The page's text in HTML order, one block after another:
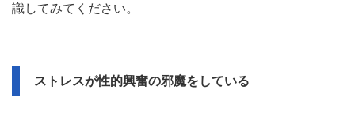
識してみてください。
ストレスが性的興奮の邪魔をしている